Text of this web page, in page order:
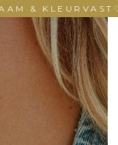
& KLEURVAST